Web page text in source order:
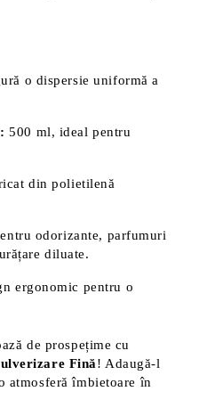
o dispersie uniformă a
500 ml, ideal pentru
din polietilenă
odorizante, parfumuri
diluate.
ergonomic pentru o
de prospețime cu
Fină! Adaugă-l
atmosferă îmbietoare în